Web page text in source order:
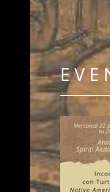
E V E